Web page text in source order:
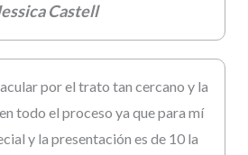
Castell
por el trato tan cercano y la
todo el proceso ya que para mí
y la presentación es de 10 la